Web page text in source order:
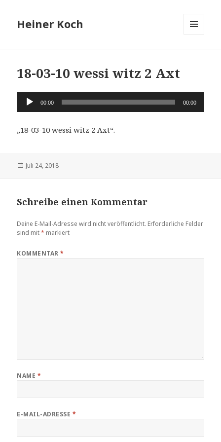
Heiner Koch
18-03-10 wessi witz 2 Axt
Audio-
Player
00:00 00:00
„18-03-10 wessi witz 2 Axt“.
Veröffentlicht
Juli 24, 2018
Schreibe einen Kommentar
Deine E-Mail-Adresse wird nicht veröffentlicht. Erforderliche Felder
sind mit* markiert
KOMMENTAR*
NAME *
E-MAIL-ADRESSE *